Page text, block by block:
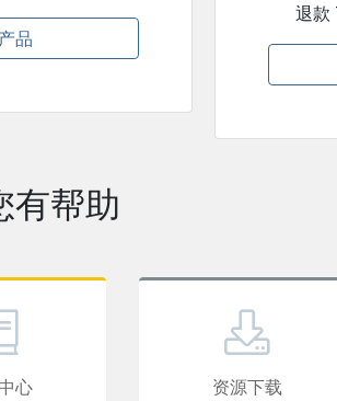
品
退款
有帮助
心 资源下载